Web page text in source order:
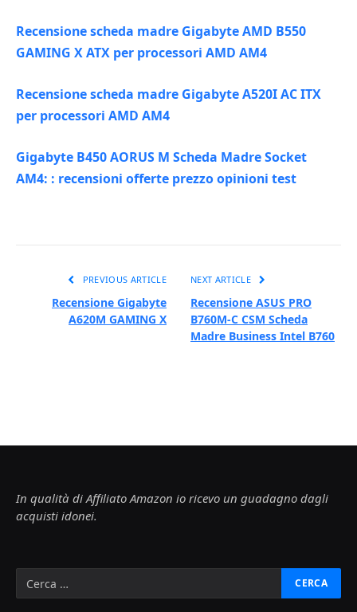
Recensione scheda madre Gigabyte AMD B550
GAMING X ATX per processori AMD AM4
Recensione scheda madre Gigabyte A520I AC ITX
per processori AMD AM4
Gigabyte B450 AORUS M Scheda Madre Socket
AM4: : recensioni offerte prezzo opinioni test
PREVIOUS ARTICLE
Recensione Gigabyte
A620M GAMING X
NEXT ARTICLE
Recensione ASUS PRO
B760M-C CSM Scheda
Madre Business Intel B760
In qualità di Affiliato Amazon io ricevo un guadagno dagli
acquisti idonei.